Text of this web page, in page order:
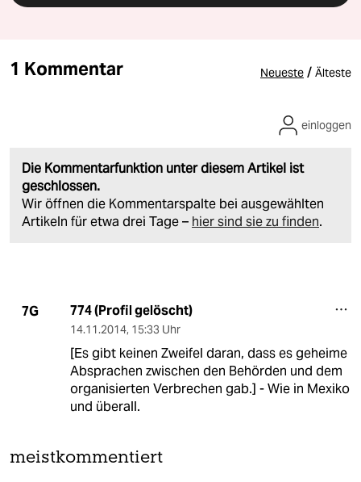
1 Kommentar Neueste / Älteste
Die Kommentarfunktion unter diesem Artikel ist
geschlossen.
Wir öffnen die Kommentarspalte bei ausgewählten
Artikeln für etwa drei Tage – hier sind sie zu finden.
einloggen
7G 774 (Profil gelöscht)
14.11.2014, 15:33 Uhr
[Es gibt keinen Zweifel daran, dass es geheime
Absprachen zwischen den Behörden und dem
organisierten Verbrechen gab.] - Wie in Mexiko
und überall.
meistkommentiert